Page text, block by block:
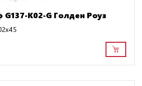
K02-G Голден Роуз